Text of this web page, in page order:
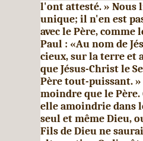
l'ont attesté. » Nous
unique; il n'en est
avec le Père,
Paul : «Au nom de
cieux, sur la terre et
que Jésus-Christ le
Père tout-puissant.
moindre que le
elle amoindrie dans
seul et même Dieu,
Fils de Dieu ne